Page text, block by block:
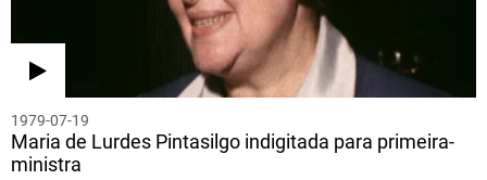
1979-07-19
Maria de Lurdes Pintasilgo indigitada para primeira-
ministra